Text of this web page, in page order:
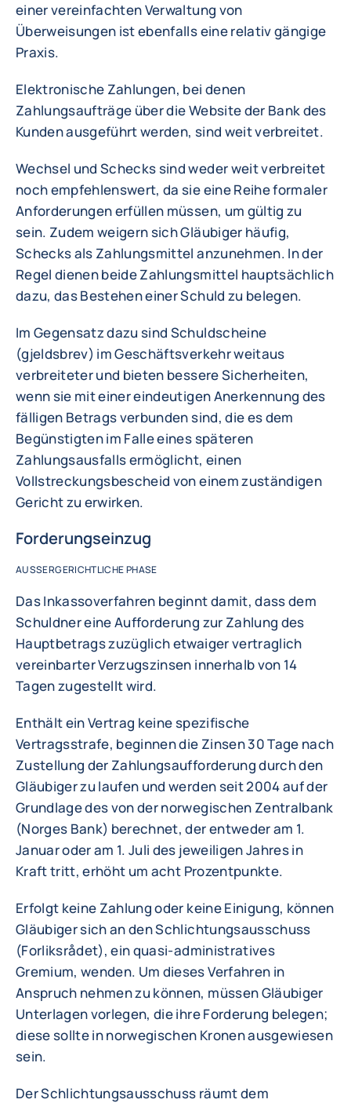
einer vereinfachten Verwaltung von
Überweisungen ist ebenfalls eine relativ gängige
Praxis.
Elektronische Zahlungen, bei denen
Zahlungsaufträge über die Website der Bank des
Kunden ausgeführt werden, sind weit verbreitet.
Wechsel und Schecks sind weder weit verbreitet
noch empfehlenswert, da sie eine Reihe formaler
Anforderungen erfüllen müssen, um gültig zu
sein. Zudem weigern sich Gläubiger häufig,
Schecks als Zahlungsmittel anzunehmen. In der
Regel dienen beide Zahlungsmittel hauptsächlich
dazu, das Bestehen einer Schuld zu belegen.
Im Gegensatz dazu sind Schuldscheine
(gjeldsbrev) im Geschäftsverkehr weitaus
verbreiteter und bieten bessere Sicherheiten,
wenn sie mit einer eindeutigen Anerkennung des
fälligen Betrags verbunden sind, die es dem
Begünstigten im Falle eines späteren
Zahlungsausfalls ermöglicht, einen
Vollstreckungsbescheid von einem zuständigen
Gericht zu erwirken.
Forderungseinzug
AUSSERGERICHTLICHE PHASE
Das Inkassoverfahren beginnt damit, dass dem
Schuldner eine Aufforderung zur Zahlung des
Hauptbetrags zuzüglich etwaiger vertraglich
vereinbarter Verzugszinsen innerhalb von 14
Tagen zugestellt wird.
Enthält ein Vertrag keine spezifische
Vertragsstrafe, beginnen die Zinsen 30 Tage nach
Zustellung der Zahlungsaufforderung durch den
Gläubiger zu laufen und werden seit 2004 auf der
Grundlage des von der norwegischen Zentralbank
(Norges Bank) berechnet, der entweder am 1.
Januar oder am 1. Juli des jeweiligen Jahres in
Kraft tritt, erhöht um acht Prozentpunkte.
Erfolgt keine Zahlung oder keine Einigung, können
Gläubiger sich an den Schlichtungsausschuss
(Forliksrådet), ein quasi-administratives
Gremium, wenden. Um dieses Verfahren in
Anspruch nehmen zu können, müssen Gläubiger
Unterlagen vorlegen, die ihre Forderung belegen;
diese sollte in norwegischen Kronen ausgewiesen
sein.
Der Schlichtungsausschuss räumt dem